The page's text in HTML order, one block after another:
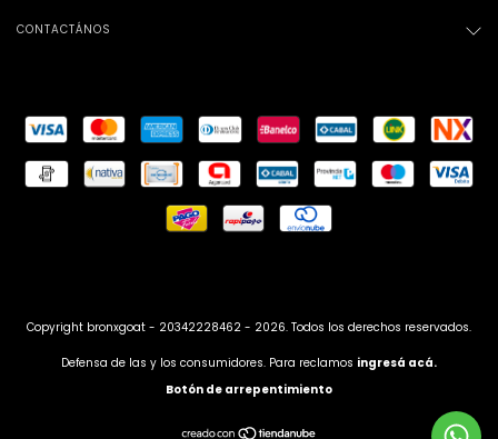
CONTACTÁNOS
Copyright bronxgoat - 20342228462 - 2026. Todos los derechos reservados.
Defensa de las y los consumidores. Para reclamos ingresá acá.
Botón de arrepentimiento